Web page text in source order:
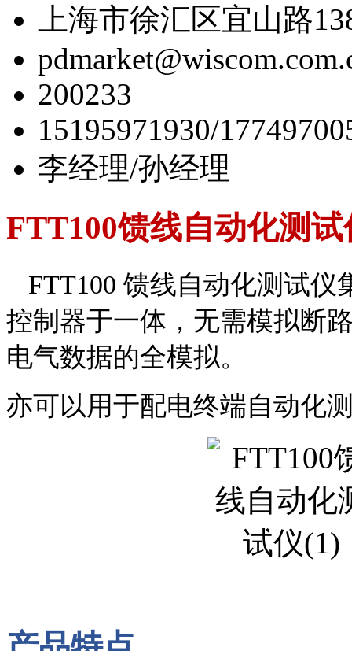
上海市徐汇区宜山路
200233
15195971930/
李经理/孙经理
FTT100馈线自动化测试
FTT100 馈线自动化测试
控制器于一体，无需模拟断
电气数据的全模拟。
亦可以用于配电终端自动化